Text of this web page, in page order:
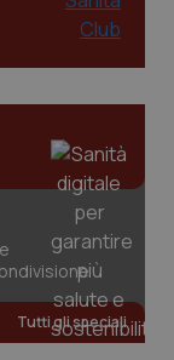
Tutti gli speciali